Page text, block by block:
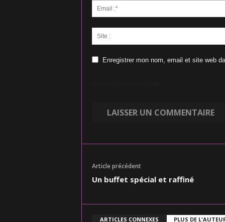
Enregistrer mon nom, email et site web
Article précédent
Un buffet spécial et raffiné
ARTICLES CONNEXES PLUS DE